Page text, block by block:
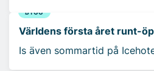
BYGG
Världens första året runt-
Is även sommartid på